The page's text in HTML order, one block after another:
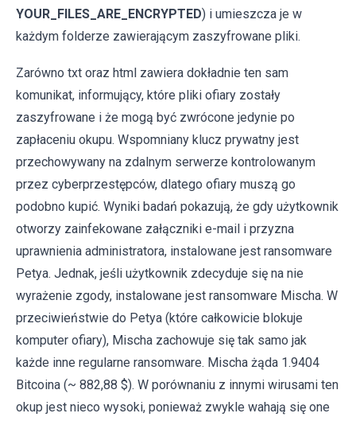
YOUR_FILES_ARE_ENCRYPTED) i umieszcza je w
każdym folderze zawierającym zaszyfrowane pliki.
Zarówno txt oraz html zawiera dokładnie ten sam
komunikat, informujący, które pliki ofiary zostały
zaszyfrowane i że mogą być zwrócone jedynie po
zapłaceniu okupu. Wspomniany klucz prywatny jest
przechowywany na zdalnym serwerze kontrolowanym
przez cyberprzestępców, dlatego ofiary muszą go
podobno kupić. Wyniki badań pokazują, że gdy użytkownik
otworzy zainfekowane załączniki e-mail i przyzna
uprawnienia administratora, instalowane jest ransomware
Petya. Jednak, jeśli użytkownik zdecyduje się na nie
wyrażenie zgody, instalowane jest ransomware Mischa. W
przeciwieństwie do Petya (które całkowicie blokuje
komputer ofiary), Mischa zachowuje się tak samo jak
każde inne regularne ransomware. Mischa żąda 1.9404
Bitcoina (~ 882,88 $). W porównaniu z innymi wirusami ten
okup jest nieco wysoki, ponieważ zwykle wahają się one